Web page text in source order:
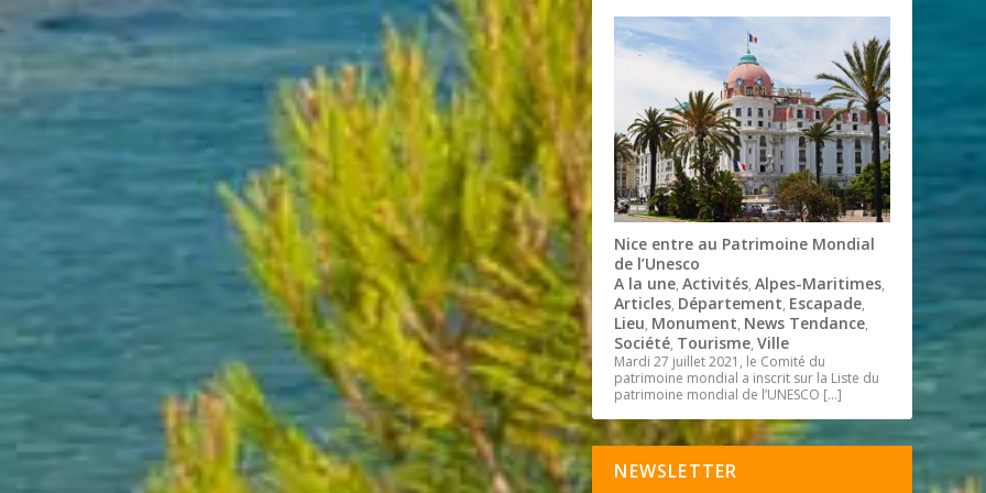
Nice entre au Patrimoine Mondial
de l’Unesco
A la une,Activités,Alpes-Maritimes,
Articles, Département, Escapade,
Lieu, Monument, News Tendance,
Société, Tourisme,Ville
Mardi 27 juillet 2021, le Comité du
patrimoine mondial a inscrit sur la Liste du
patrimoine mondial de l’UNESCO […]
NEWSLETTER